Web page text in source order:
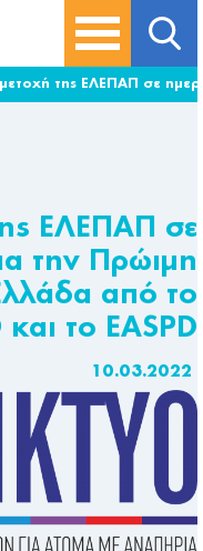
της ΕΛΕΠΑΠ σε
ΕΛΕΠΑΠ σε
την Πρώιμη
από το
το EASPD
10.03.2022